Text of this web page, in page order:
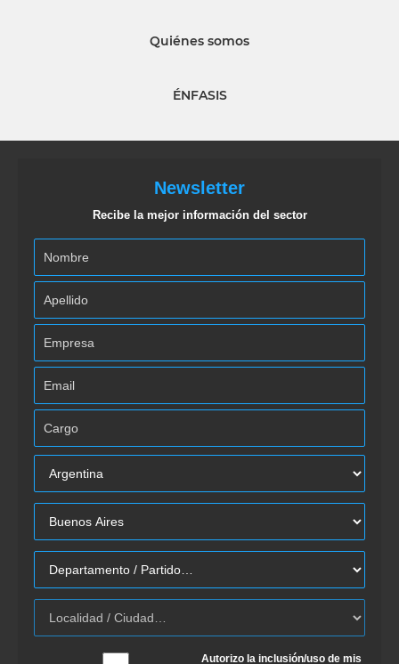
Quiénes somos
ÉNFASIS
Newsletter
Recibe la mejor información del sector
Autorizo la inclusión/uso de mis